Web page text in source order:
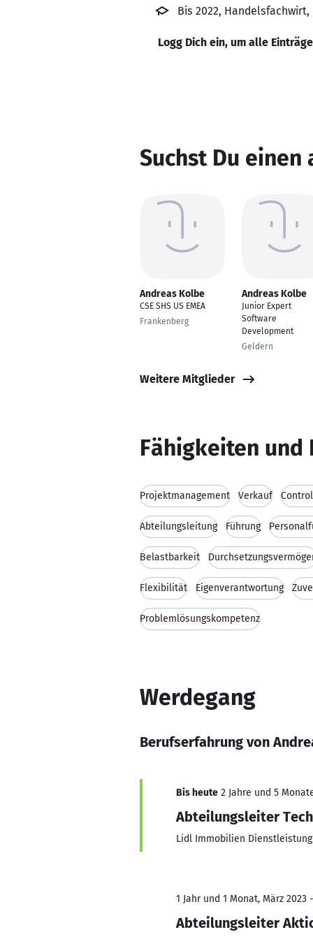
Bis 2022, Handelsfachwirt,
Logg Dich ein, um alle
Suchst Du einen
Andreas Kolbe
CSE SHS US EMEA
Frankenberg
Andreas Kolbe
Junior Expert
Software
Development
Geldern
Weitere Mitglieder
Fähigkeiten und
Projektmanagement Verkauf
Abteilungsleitung Führung
Belastbarkeit
Flexibilität Eigenverantwortung
Problemlösungskompetenz
Werdegang
Berufserfahrung von
Bis heute 2 Jahre und 5
Abteilungsleiter
Lidl Immobilien Dienstleistung
1 Jahr und 1 Monat, März 2023
Abteilungsleiter